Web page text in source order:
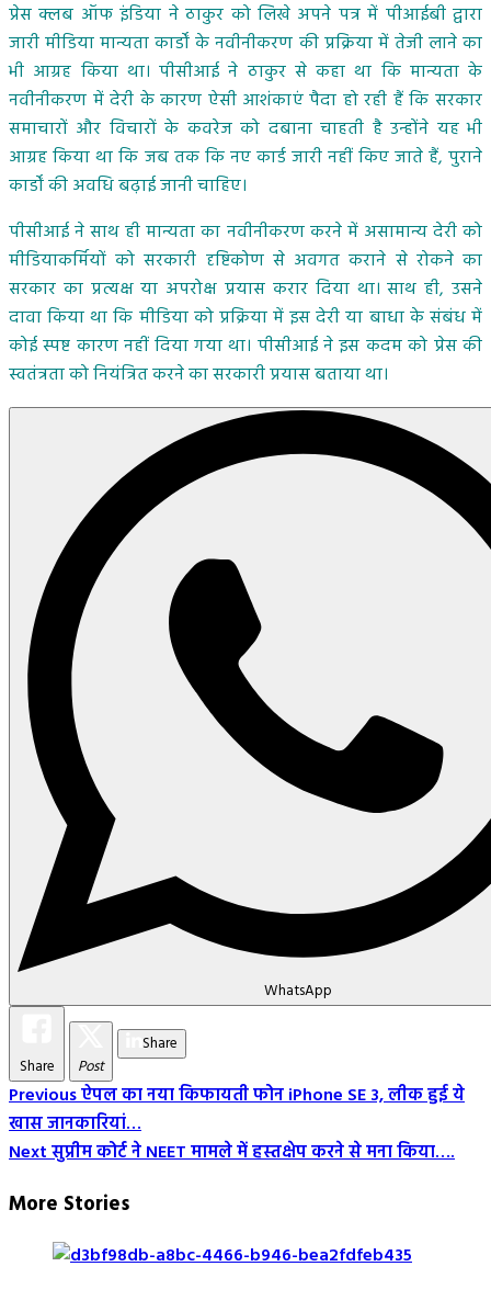
प्रेस क्लब ऑफ इंडिया ने ठाकुर को लिखे अपने पत्र में पीआईबी द्वारा
जारी मीडिया मान्यता कार्डों के नवीनीकरण की प्रक्रिया में तेजी लाने का
भी आग्रह किया था। पीसीआई ने ठाकुर से कहा था कि मान्यता के
नवीनीकरण में देरी के कारण ऐसी आशंकाएं पैदा हो रही हैं कि सरकार
समाचारों और विचारों के कवरेज को दबाना चाहती है उन्होंने यह भी
आग्रह किया था कि जब तक कि नए कार्ड जारी नहीं किए जाते हैं, पुराने
कार्डों की अवधि बढ़ाई जानी चाहिए।
पीसीआई ने साथ ही मान्यता का नवीनीकरण करने में असामान्य देरी को
मीडियाकर्मियों को सरकारी दृष्टिकोण से अवगत कराने से रोकने का
सरकार का प्रत्यक्ष या अपरोक्ष प्रयास करार दिया था। साथ ही, उसने
दावा किया था कि मीडिया को प्रक्रिया में इस देरी या बाधा के संबंध में
कोई स्पष्ट कारण नहीं दिया गया था। पीसीआई ने इस कदम को प्रेस की
स्वतंत्रता को नियंत्रित करने का सरकारी प्रयास बताया था।
WhatsApp
Share Post
Share
Post
Navigation
Previousऐपल का नया किफायती फोन iPhone SE 3, लीक हुई ये
खास जानकारियां…
Nextसुप्रीम कोर्ट ने NEET मामले में हस्तक्षेप करने से मना किया….
More Stories